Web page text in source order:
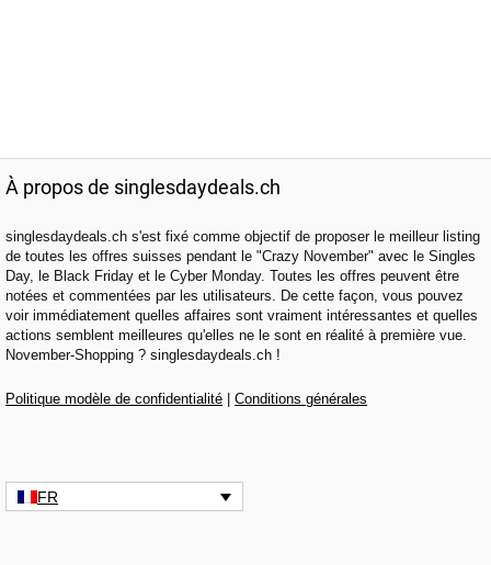
À propos de singlesdaydeals.ch
singlesdaydeals.ch s'est fixé comme objectif de proposer le meilleur listing
de toutes les offres suisses pendant le "Crazy November" avec le Singles
Day, le Black Friday et le Cyber Monday. Toutes les offres peuvent être
notées et commentées par les utilisateurs. De cette façon, vous pouvez
voir immédiatement quelles affaires sont vraiment intéressantes et quelles
actions semblent meilleures qu'elles ne le sont en réalité à première vue.
November-Shopping ? singlesdaydeals.ch !
Politique modèle de confidentialité Conditions générales
FR